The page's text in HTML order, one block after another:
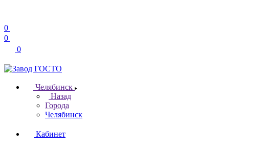
0
0
0
Челябинск
Назад
Города
Челябинск
Кабинет